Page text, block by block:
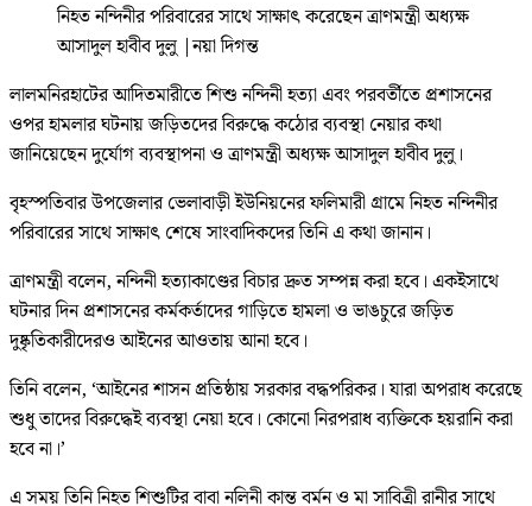
নিহত নন্দিনীর পরিবারের সাথে সাক্ষাৎ করেছেন ত্রাণমন্ত্রী অধ্যক্ষ
আসাদুল হাবীব দুলু |নয়া দিগন্ত
লালমনিরহাটের আদিতমারীতে শিশু নন্দিনী হত্যা এবং পরবর্তীতে প্রশাসনের
ওপর হামলার ঘটনায় জড়িতদের বিরুদ্ধে কঠোর ব্যবস্থা নেয়ার কথা
জানিয়েছেন দুর্যোগ ব্যবস্থাপনা ও ত্রাণমন্ত্রী অধ্যক্ষ আসাদুল হাবীব দুলু।
বৃহস্পতিবার উপজেলার ভেলাবাড়ী ইউনিয়নের ফলিমারী গ্রামে নিহত নন্দিনীর
পরিবারের সাথে সাক্ষাৎ শেষে সাংবাদিকদের তিনি এ কথা জানান।
ত্রাণমন্ত্রী বলেন, নন্দিনী হত্যাকাণ্ডের বিচার দ্রুত সম্পন্ন করা হবে। একইসাথে
ঘটনার দিন প্রশাসনের কর্মকর্তাদের গাড়িতে হামলা ও ভাঙচুরে জড়িত
দুষ্কৃতিকারীদেরও আইনের আওতায় আনা হবে।
তিনি বলেন, ‘আইনের শাসন প্রতিষ্ঠায় সরকার বদ্ধপরিকর। যারা অপরাধ করেছে
শুধু তাদের বিরুদ্ধেই ব্যবস্থা নেয়া হবে। কোনো নিরপরাধ ব্যক্তিকে হয়রানি করা
হবে না।’
এ সময় তিনি নিহত শিশুটির বাবা নলিনী কান্ত বর্মন ও মা সাবিত্রী রানীর সাথে